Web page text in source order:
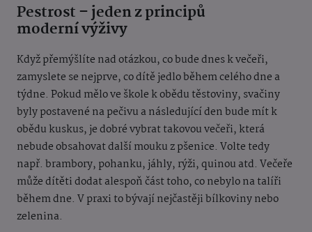
Pestrost – jeden z principů
moderní výživy
Když přemýšlíte nad otázkou, co bude dnes k večeři,
zamyslete se nejprve, co dítě jedlo během celého dne a
týdne. Pokud mělo ve škole k obědu těstoviny, svačiny
byly postavené na pečivu a následující den bude mít k
obědu kuskus, je dobré vybrat takovou večeři, která
nebude obsahovat další mouku z pšenice. Volte tedy
např. brambory, pohanku, jáhly, rýži, quinou atd. Večeře
může dítěti dodat alespoň část toho, co nebylo na talíři
během dne. V praxi to bývají nejčastěji bílkoviny nebo
zelenina.